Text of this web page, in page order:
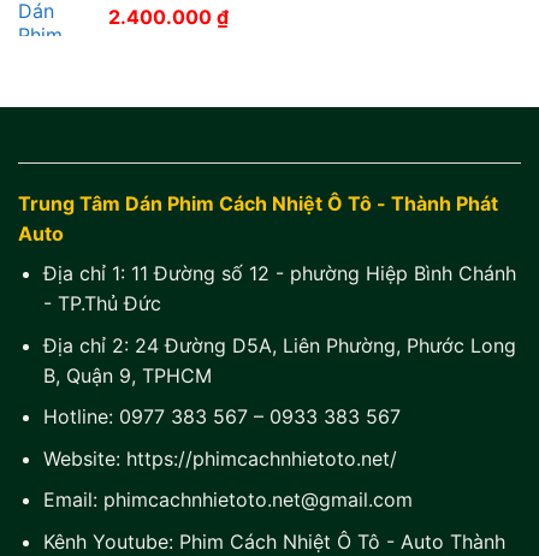
2.400.000 ₫
Trung Tâm Dán Phim Cách Nhiệt Ô Tô - Thành Phát
Auto
Địa chỉ 1: 11 Đường số 12 - phường Hiệp Bình Chánh
- TP.Thủ Đức
Địa chỉ 2: 24 Đường D5A, Liên Phường, Phước Long
B, Quận 9, TPHCM
Hotline: 0977 383 567– 0933 383 567
Website: https://phimcachnhietoto.net/
Email: phimcachnhietoto.net@gmail.com
Kênh Youtube: Phim Cách Nhiệt Ô Tô - Auto Thành